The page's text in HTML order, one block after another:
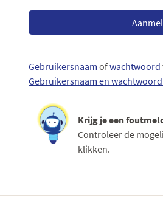
Gebruikersnaam ofwachtwoord
Gebruikersnaam en
Krijg je een
Controleer de
klikken.